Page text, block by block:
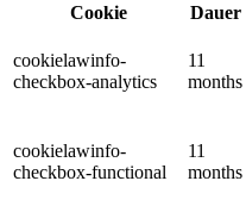
Cookie
Dauer
cookielawinfo-
checkbox-analytics
11
months
cookielawinfo-
checkbox-functional
11
months